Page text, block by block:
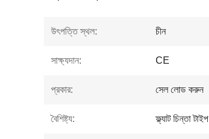
উৎপত্তি স্থল: চীন
সাক্ষ্যদান: CE
প্রকার: সেল লোড করুন
বৈশিষ্ট্য: ফ্ল্যাট চিন্তা টাইপ